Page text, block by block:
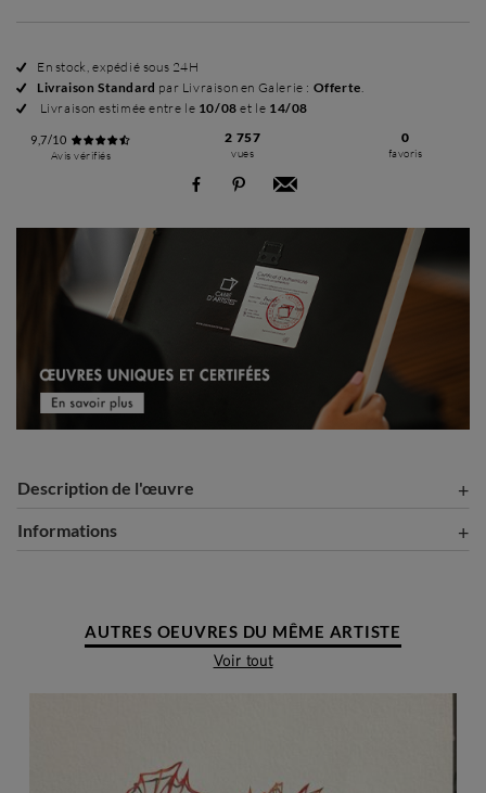
En stock, expédié sous 24H
Livraison Standard par Livraison en Galerie : Offerte.
Livraison estimée entre le 10/08 et le 14/08
9,7/10
Avis vérifiés
2 757
vues
0
favoris
Description de l'œuvre
Informations
AUTRES OEUVRES DU MÊME ARTISTE
Voir tout